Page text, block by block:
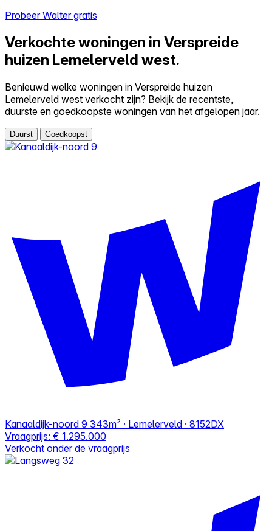
Probeer Walter gratis
Verkochte woningen in Verspreide
huizen Lemelerveld west.
Benieuwd welke woningen in Verspreide huizen
Lemelerveld west verkocht zijn? Bekijk de recentste,
duurste en goedkoopste woningen van het afgelopen jaar.
Duurst Goedkoopst
Kanaaldijk-noord 9 343m² · Lemelerveld · 8152DX
Vraagprijs: € 1.295.000
Verkocht onder de vraagprijs